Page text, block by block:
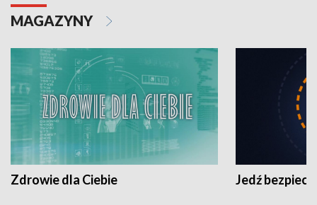
MAGAZYNY
Zdrowie dla Ciebie Jedź